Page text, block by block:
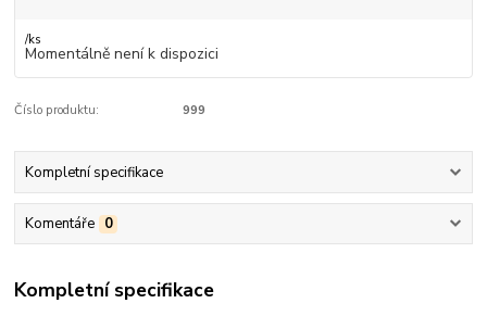
/ks
Momentálně není k dispozici
Číslo produktu: 999
Kompletní specifikace
Komentáře 0
Kompletní specifikace